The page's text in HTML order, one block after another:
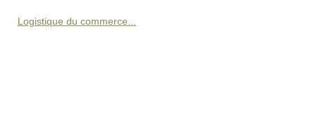
Logistique du commerce...